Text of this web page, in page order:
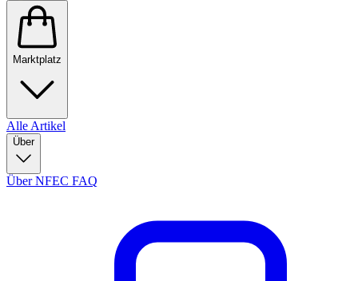
Marktplatz
Alle Artikel
Über
Über NFEC FAQ